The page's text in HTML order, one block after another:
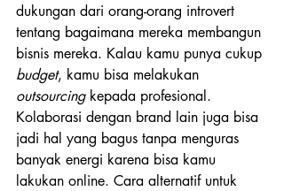
dukungan dari orang-orang introvert
tentang bagaimana mereka membangun
bisnis mereka. Kalau kamu punya cukup
budget, kamu bisa melakukan
outsourcing kepada profesional.
Kolaborasi dengan brand lain juga bisa
jadi hal yang bagus tanpa menguras
banyak energi karena bisa kamu
lakukan online. Cara alternatif untuk